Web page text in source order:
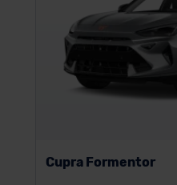
Cupra Formentor